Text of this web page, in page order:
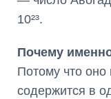
10²³.
Почему
Потому что оно
содержится в